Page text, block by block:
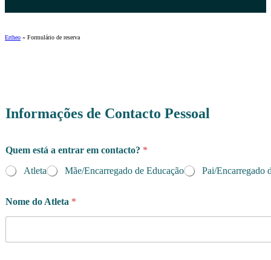
Ertheo » Formulário de reserva
Informações de Contacto Pessoal
Quem está a entrar em contacto? *
Atleta
Mãe/Encarregado de Educação Pai/Encarregado
Nome do Atleta *